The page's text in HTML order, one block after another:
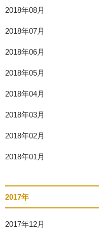
2018年08月
2018年07月
2018年06月
2018年05月
2018年04月
2018年03月
2018年02月
2018年01月
2017年
2017年12月